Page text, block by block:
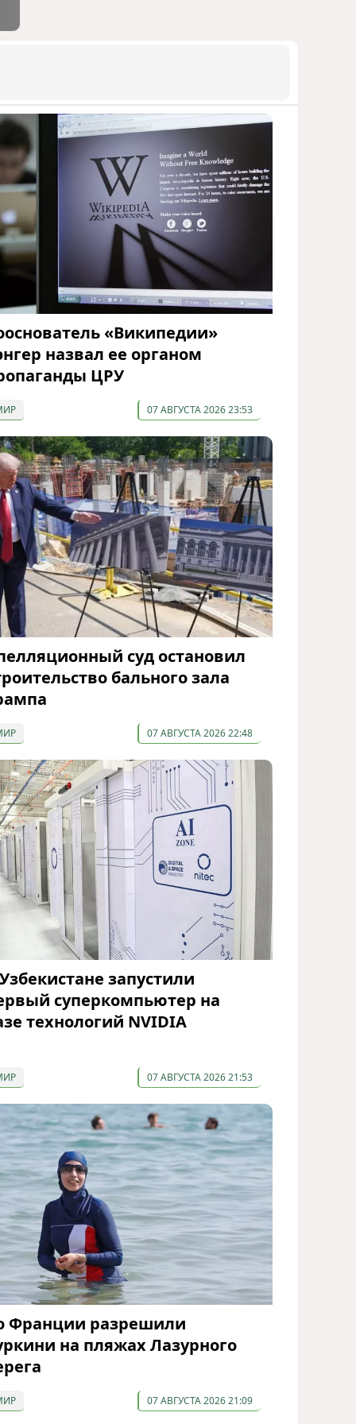
«Википедии»
назвал ее органом
ЦРУ
07 АВГУСТА 2026 23:53
суд остановил
бального зала
07 АВГУСТА 2026 22:48
запустили
суперкомпьютер на
технологий NVIDIA
07 АВГУСТА 2026 21:53
Франции разрешили
на пляжах Лазурного
07 АВГУСТА 2026 21:09